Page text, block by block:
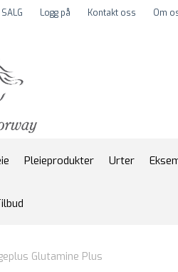
SALG Logg på Kontakt oss Om
Pleieprodukter Urter
Glutamine Plus